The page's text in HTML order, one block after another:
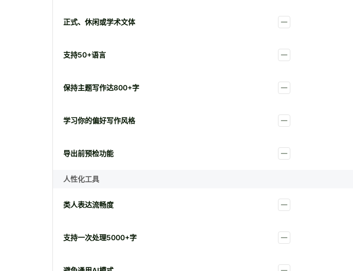
正式、休闲或学术文体
支持50+语言
保持主题写作达800+字
学习你的偏好写作风格
导出前预检功能
人性化工具
类人表达流畅度
支持一次处理5000+字